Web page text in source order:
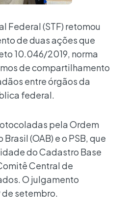
Federal (STF) retomou
de duas ações que
10.046/2019, norma
de compartilhamento
entre órgãos da
federal.
pela Ordem
(OAB) e o PSB, que
do Cadastro Base
Central de
O julgamento
de setembro.